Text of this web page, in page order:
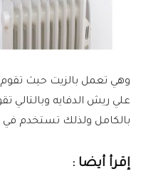
وهي تعمل بالزيت حيث تقوم
علي ريش الدفايه وبالتالي
بالكامل ولذلك تستخدم في
إقرأ أيضا :